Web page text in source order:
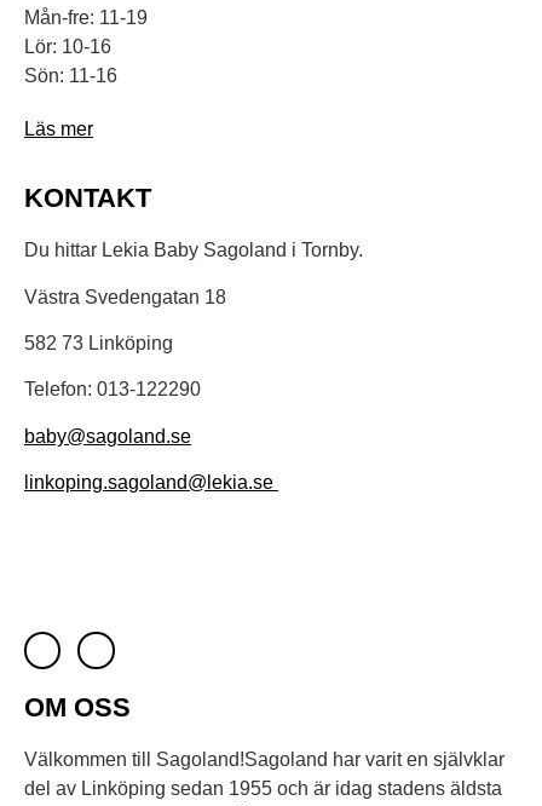
Mån-fre: 11-19
Lör: 10-16
Sön: 11-16
Läs mer
KONTAKT
Du hittar Lekia Baby Sagoland i Tornby.
Västra Svedengatan 18
582 73 Linköping
Telefon: 013-122290
baby@sagoland.se
linkoping.sagoland@lekia.se
OM OSS
Välkommen till Sagoland!Sagoland har varit en självklar
del av Linköping sedan 1955 och är idag stadens äldsta